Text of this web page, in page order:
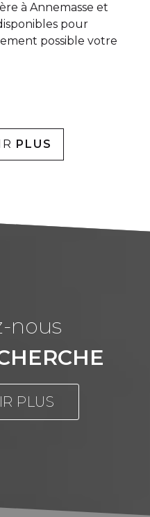
à Annemasse et
pour
possible votre
PLUS
nous
PLUS